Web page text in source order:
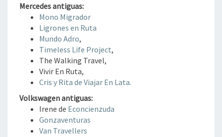
Mercedes antiguas:
Mono Migrador
Ligrones en Ruta
Mundo Adro,
Timeless Life Project,
The Walking Travel,
Vivir En Ruta,
Cris y Rita de Viajar En Lata.
Volkswagen antiguas:
Irene de Econcienzuda
Gonzaventuras
Van Travellers